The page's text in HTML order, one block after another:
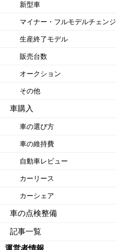
新型車
マイナー・フルモデルチェンジ
生産終了モデル
販売台数
オークション
その他
車購入
車の選び方
車の維持費
自動車レビュー
カーリース
カーシェア
車の点検整備
記事一覧
運営者情報